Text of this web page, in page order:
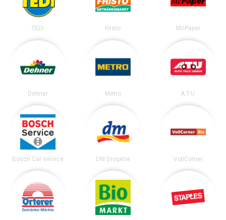
TEDi Fristo McPaper
Dehner Metro A.T.U.
Bosch Car service DM Drogerie VollCorner